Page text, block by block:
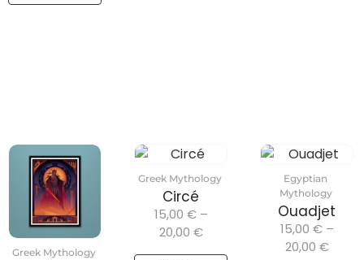
Greek Mythology
Greek Mythology
Circé
15,00 € –
20,00 €
Egyptian
Mythology
Ouadjet
15,00 € –
20,00 €